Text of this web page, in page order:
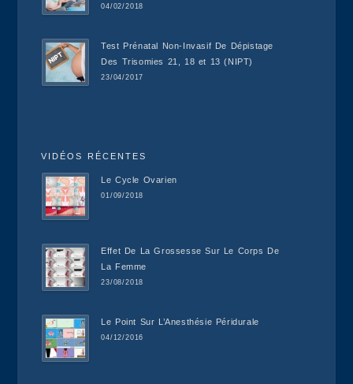
04/02/2018
Test Prénatal Non-Invasif De Dépistage
Des Trisomies 21, 18 et 13 (NIPT)
23/04/2017
VIDÉOS RÉCENTES
Le Cycle Ovarien
01/09/2018
Effet De La Grossesse Sur Le Corps De
La Femme
23/08/2018
Le Point Sur L’Anesthésie Péridurale
04/12/2016